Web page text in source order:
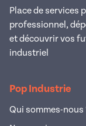
Place de services
professionnel,
et découvrir vos
industriel
Pop Industrie
Qui sommes-nous